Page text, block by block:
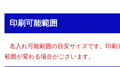
印刷可能範囲
名入れ可能範囲の目安サイズです。印
範囲が変わる場合がございます。